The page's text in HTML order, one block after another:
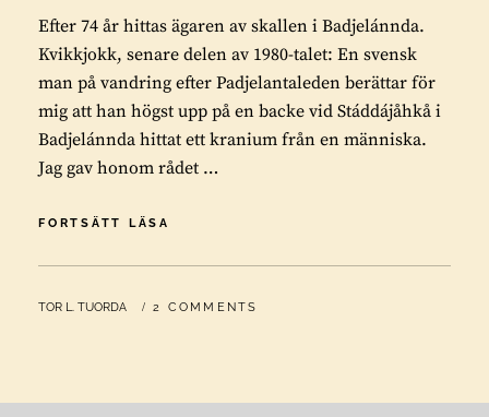
Efter 74 år hittas ägaren av skallen i Badjelánnda.
Kvikkjokk, senare delen av 1980-talet: En svensk
man på vandring efter Padjelantaleden berättar för
mig att han högst upp på en backe vid Stáddájåhkå i
Badjelánnda hittat ett kranium från en människa.
Jag gav honom rådet …
FORTSÄTT LÄSA
ÅR
ÄGAREN
BY
TOR L. TUORDA 2 COMMENTS